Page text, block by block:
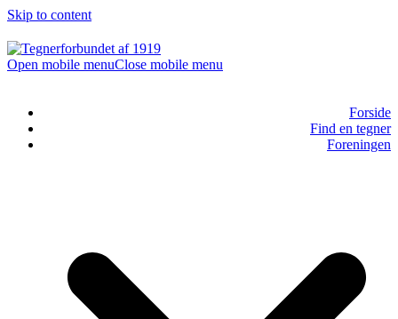
Skip to content
Open mobile menuClose mobile menu
Forside
Find en tegner
Foreningen